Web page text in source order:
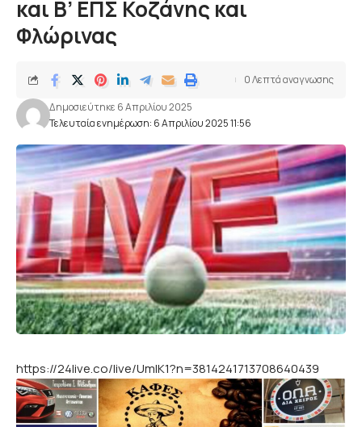
και Β’ ΕΠΣ Κοζάνης και
Φλώρινας
Τελευταία ενημέρωση: 6 Απριλίου 2025 11:56
Δημοσιεύτηκε 6 Απριλίου 2025
0 Λεπτά αναγνωσης
https://24live.co/live/UmlK1?n=3814241713708640439